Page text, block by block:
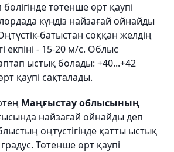
төтенше өрт қаупі
күндіз найзағай ойнайды
батыстан соққан желдің
екпіні - 15-20 м/с. Облыс
ыстық болады: +40...+42
қаупі сақталады.
Маңғыстау облысының
найзағай ойнайды деп
оңтүстігінде қатты ыстық
Төтенше өрт қаупі